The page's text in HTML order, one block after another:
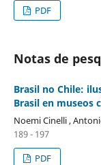
PDF
Notas de
Brasil no Chile:
Brasil en museos
Noemi Cinelli ,
189 - 197
PDF